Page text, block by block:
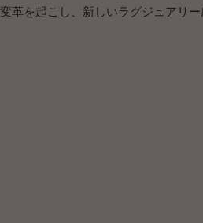
を起こし、新しいラグジュアリー